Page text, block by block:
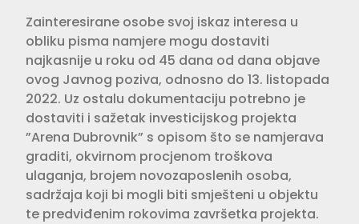
Zainteresirane osobe svoj iskaz interesa u
obliku pisma namjere mogu dostaviti
najkasnije u roku od 45 dana od dana objave
ovog Javnog poziva, odnosno do 13. listopada
2022. Uz ostalu dokumentaciju potrebno je
dostaviti i sažetak investicijskog projekta
”Arena Dubrovnik” s opisom što se namjerava
graditi, okvirnom procjenom troškova
ulaganja, brojem novozaposlenih osoba,
sadržaja koji bi mogli biti smješteni u objektu
te predviđenim rokovima završetka projekta.